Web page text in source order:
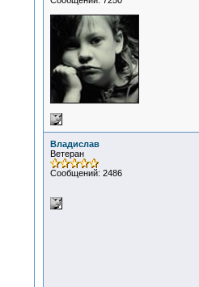
Владислав
Ветеран
Сообщений: 2486